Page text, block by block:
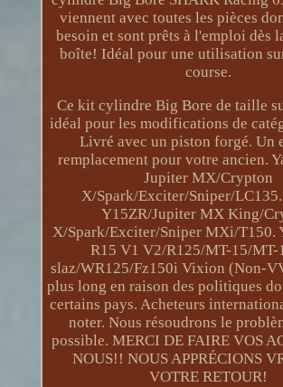
viennent avec toutes les pièces
besoin et sont prêts à l'emploi dès
boîte! Idéal pour une utilisation
course.
Ce kit cylindre Big Bore de taille
idéal pour les modifications de
Livré avec un piston forgé. Un
remplacement pour votre ancien.
Jupiter MX/Crypton
X/Spark/Exciter/Sniper/LC135.
Y15ZR/Jupiter MX King/
X/Spark/Exciter/Sniper MXi/T150.
R15 V1 V2/R125/MT-15/
slaz/WR125/Fz150i Vixion (Non-
plus long en raison des politiques
certains pays. Acheteurs
noter. Nous résoudrons le
possible. MERCI DE FAIRE VOS
NOUS!! NOUS APPRÉCIONS
VOTRE RETOUR!